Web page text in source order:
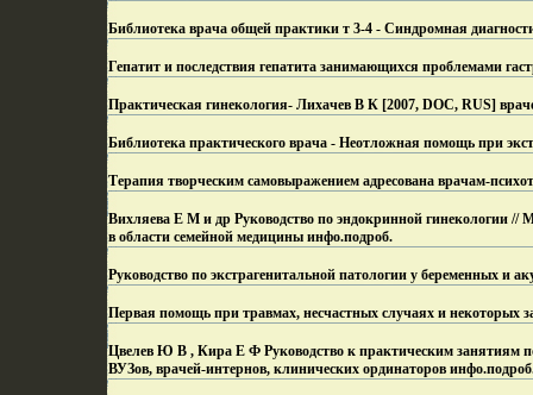
Библиотека врача общей практики т 3-4 - Синдромная
Гепатит и последствия гепатита занимающихся проблемами
Практическая гинекология- Лихачев В К [2007, DOC, RUS]
Библиотека практического врача - Неотложная помощь при
Терапия творческим самовыражением адресована врачам-
Вихляева Е М и др Руководство по эндокринной гинекологии //
в области семейной медицины инфо.подроб.
Руководство по экстрагенитальной патологии у беременных и
Первая помощь при травмах, несчастных случаях и некоторых
Цвелев Ю В , Кира Е Ф Руководство к практическим занятиям
ВУЗов, врачей-интернов, клинических ординаторов инфо.